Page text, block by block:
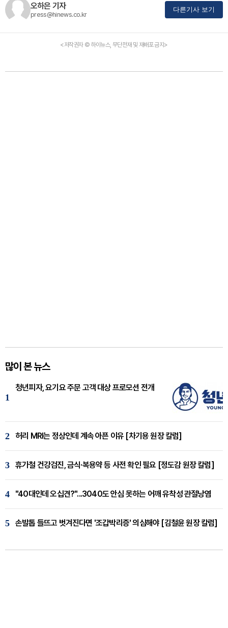
오하은 기자
press@hinews.co.kr
다른기사 보기
<저작권자 © 하이뉴스, 무단전재 및 재배포 금지>
많이 본 뉴스
1
청년피자, 요기요 주문 고객 대상 프로모션 전개
2 허리 MRI는 정상인데 계속 아픈 이유 [차기용 원장 칼럼]
3 휴가철 건강검진, 금식·복용약 등 사전 확인 필요 [정도감 원장 칼럼]
4 "40대인데 오십견?"...3040도 안심 못하는 어깨 유착성 관절낭염
5 손발톱 들뜨고 벗겨진다면 '조갑박리증' 의심해야 [김철윤 원장 칼럼]